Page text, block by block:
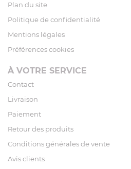
Plan du site
Politique de confidentialité
Mentions légales
Préférences cookies
À VOTRE SERVICE
Contact
Livraison
Paiement
Retour des produits
Conditions générales de vente
Avis clients